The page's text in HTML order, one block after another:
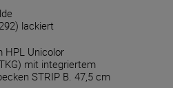
lackiert
HPL Unicolor
mit integriertem
STRIP B. 47,5 cm